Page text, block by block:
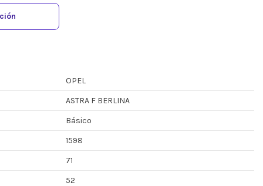
OPEL
ASTRA F BERLINA
Básico
1598
71
52